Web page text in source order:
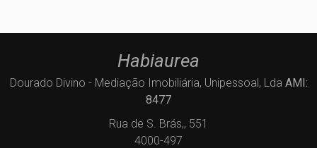
Habiaurea
Dourado Divino - Mediação Imobiliária, Unipessoal, Lda AMI:
8477
Rua de S. Brás,, 551
4000-497